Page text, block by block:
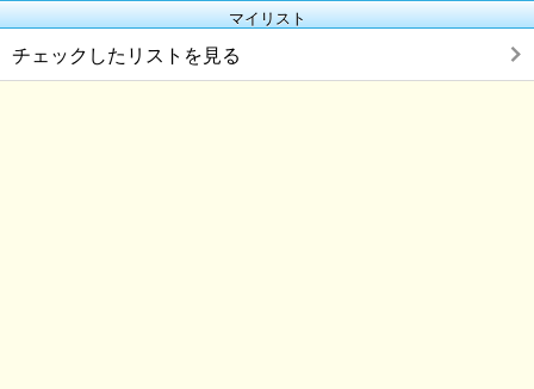
マイリスト
チェックしたリストを見る